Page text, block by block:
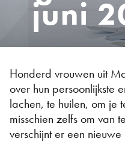
juni
Honderd vrouwen uit
over hun persoonlijkste
lachen, te huilen, om je
misschien zelfs om van
verschijnt er een